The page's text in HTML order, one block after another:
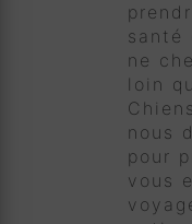
santé
ne
loin
nous
pour
vous